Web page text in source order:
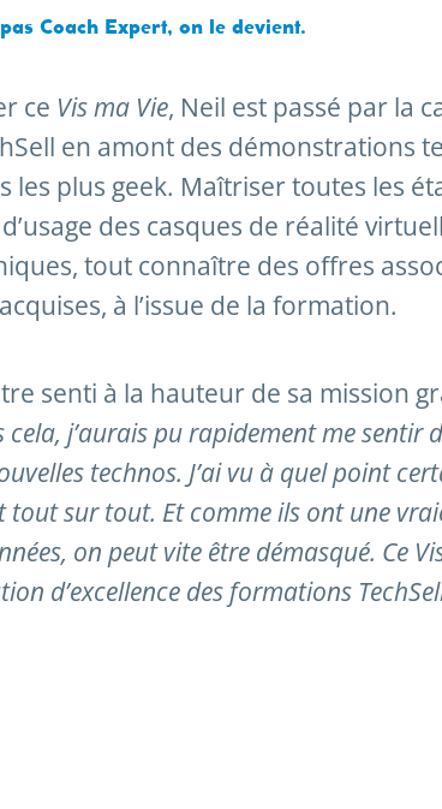
Coach Expert, on le devient.
ce Vis ma Vie, Neil est passé par la
en amont des démonstrations
les plus geek. Maîtriser toutes les
des casques de réalité
tout connaître des offres
à l’issue de la formation.
senti à la hauteur de sa mission
cela, j’aurais pu rapidement me sentir
technos. J’ai vu à quel point
tout sur tout. Et comme ils ont une
on peut vite être démasqué. Ce
d’excellence des formations